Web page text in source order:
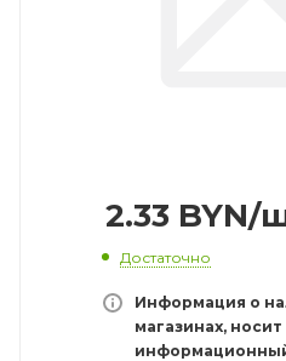
2.33 BYN/
Достаточно
Информация о
магазинах, носит